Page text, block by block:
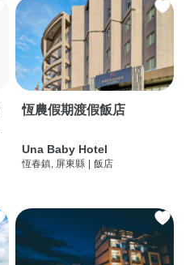
恆農假期渡假飯店
Una Baby Hotel
恆春鎮, 屏東縣 飯店